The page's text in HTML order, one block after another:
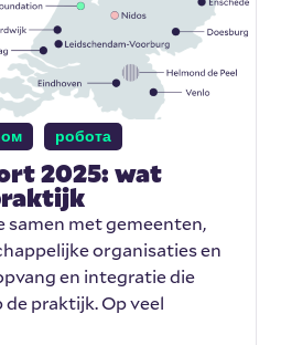
робота
2025: wat
samen met gemeenten,
organisaties en
en integratie die
praktijk. Op veel